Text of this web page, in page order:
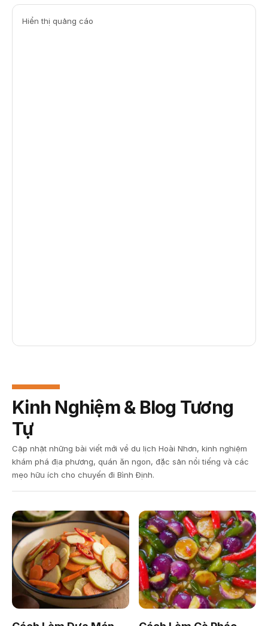
Hiển thị quảng cáo
Kinh Nghiệm & Blog Tương
Tự
Cập nhật những bài viết mới về du lịch Hoài Nhơn, kinh nghiệm
khám phá địa phương, quán ăn ngon, đặc sản nổi tiếng và các
mẹo hữu ích cho chuyến đi Bình Định.